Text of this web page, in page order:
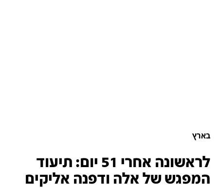
בארץ
לראשונה אחרי 51 יום: תיעוד
המפגש של אלה ודפנה אליקים